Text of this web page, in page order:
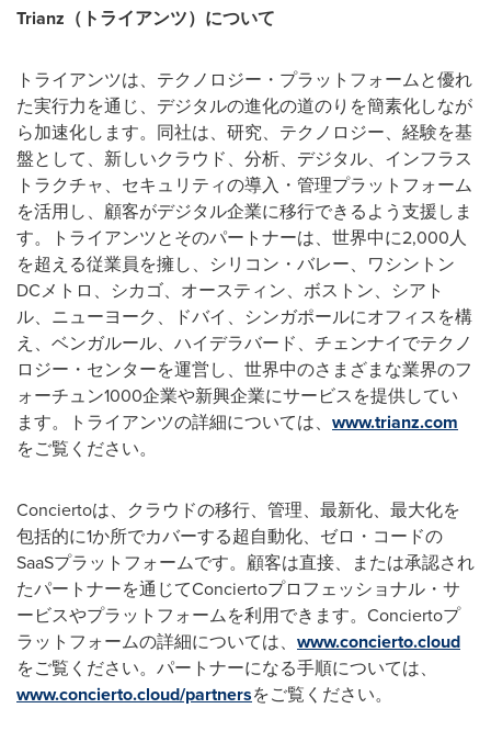
Trianz （トライアンツ）について
トライアンツは、テクノロジー・プラットフォームと優れ
た実行力を通じ、デジタルの進化の道のりを簡素化しなが
ら加速化します。同社は、研究、テクノロジー、経験を基
盤として、新しいクラウド、分析、デジタル、インフラス
トラクチャ、セキュリティの導入・管理プラットフォーム
を活用し、顧客がデジタル企業に移行できるよう支援しま
す。トライアンツとそのパートナーは、世界中に2,000人
を超える従業員を擁し、シリコン・バレー、ワシントン
DCメトロ、シカゴ、オースティン、ボストン、シアト
ル、ニューヨーク、ドバイ、シンガポールにオフィスを構
え、ベンガルール、ハイデラバード、チェンナイでテクノ
ロジー・センターを運営し、世界中のさまざまな業界のフ
ォーチュン1000企業や新興企業にサービスを提供してい
ます。トライアンツの詳細については、 www.trianz.com
をご覧ください。
Conciertoは、クラウドの移行、管理、最新化、最大化を
包括的に1か所でカバーする超自動化、ゼロ・コードの
SaaSプラットフォームです。顧客は直接、または承認され
たパートナーを通じてConciertoプロフェッショナル・サ
ービスやプラットフォームを利用できます。Conciertoプ
ラットフォームの詳細については、 www.concierto.cloud
をご覧ください。パートナーになる手順については、
www.concierto.cloud/partnersをご覧ください。